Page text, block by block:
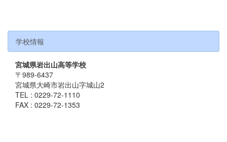
学校情報
宮城県岩出山高等学校
〒989-6437
宮城県大崎市岩出山字城山2
TEL : 0229-72-1110
FAX : 0229-72-1353